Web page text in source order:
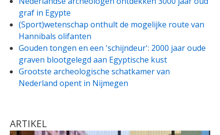
graf in Egypte
(Sport)wetenschap onthult de mogelijke route van
Hannibals olifanten
Gouden tongen en een 'schijndeur': 2000 jaar oude
graven blootgelegd aan Egyptische kust
Grootste archeologische schatkamer van
Nederland opent in Nijmegen
ARTIKEL